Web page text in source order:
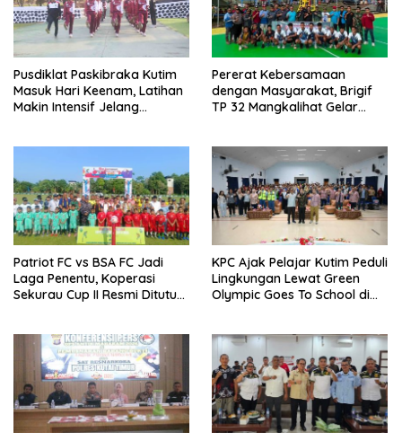
Pusdiklat Paskibraka Kutim
Masuk Hari Keenam, Latihan
Makin Intensif Jelang
Pererat Kebersamaan
dengan Masyarakat, Brigif
TP 32 Mangkalihat Gelar
Patriot FC vs BSA FC Jadi
Laga Penentu, Koperasi
Sekurau Cup II Resmi Ditutup
KPC Ajak Pelajar Kutim Peduli
Lingkungan Lewat Green
Olympic Goes To School di